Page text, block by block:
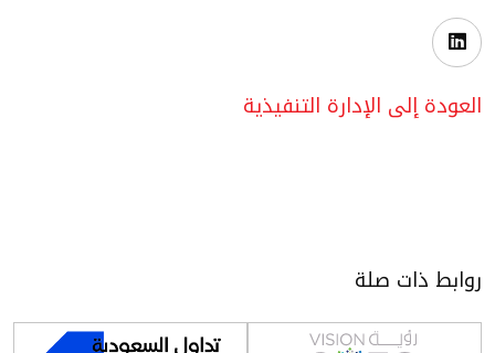
العودة إلى الإدارة التنفيذية
روابط ذات صلة